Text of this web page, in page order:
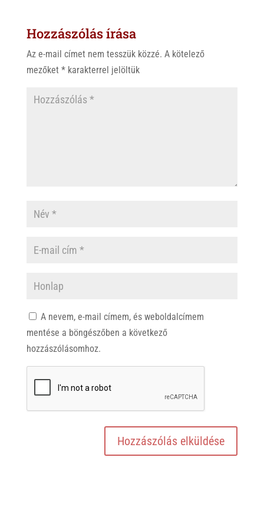
A
p
o
k
Hozzászólás írása
Az e-mail címet nem tesszük közzé. A kötelező
mezőket *karakterrel jelöltük
A nevem, e-mail címem, és weboldalcímem
mentése a böngészőben a következő
hozzászólásomhoz.